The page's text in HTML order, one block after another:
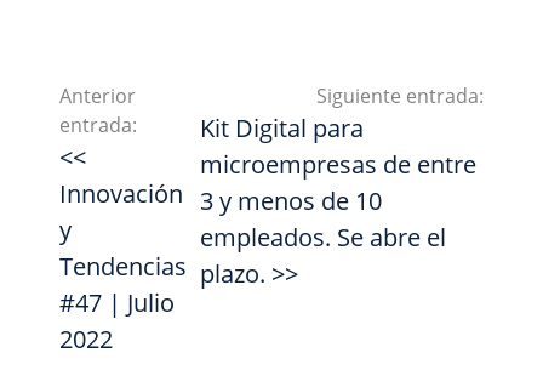
Anterior
entrada:
<<
Innovación
y
Tendencias
#47 | Julio
2022
Siguiente entrada:
Kit Digital para
microempresas de entre
3 y menos de 10
empleados. Se abre el
plazo. >>